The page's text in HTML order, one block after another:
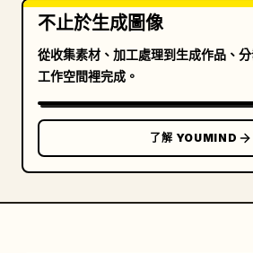
不止於生成圖像
從收集素材、加工處理到生成作品、
工作空間裡完成。
了解 YOUMIND